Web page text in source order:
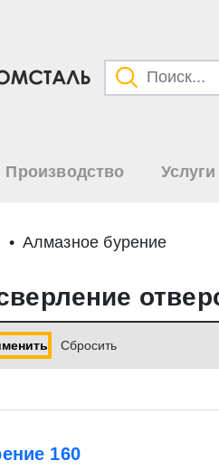
Производство Услуги
Алмазное бурение
Cбросить
160